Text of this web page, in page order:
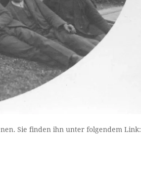
Sie finden ihn unter folgendem Link: